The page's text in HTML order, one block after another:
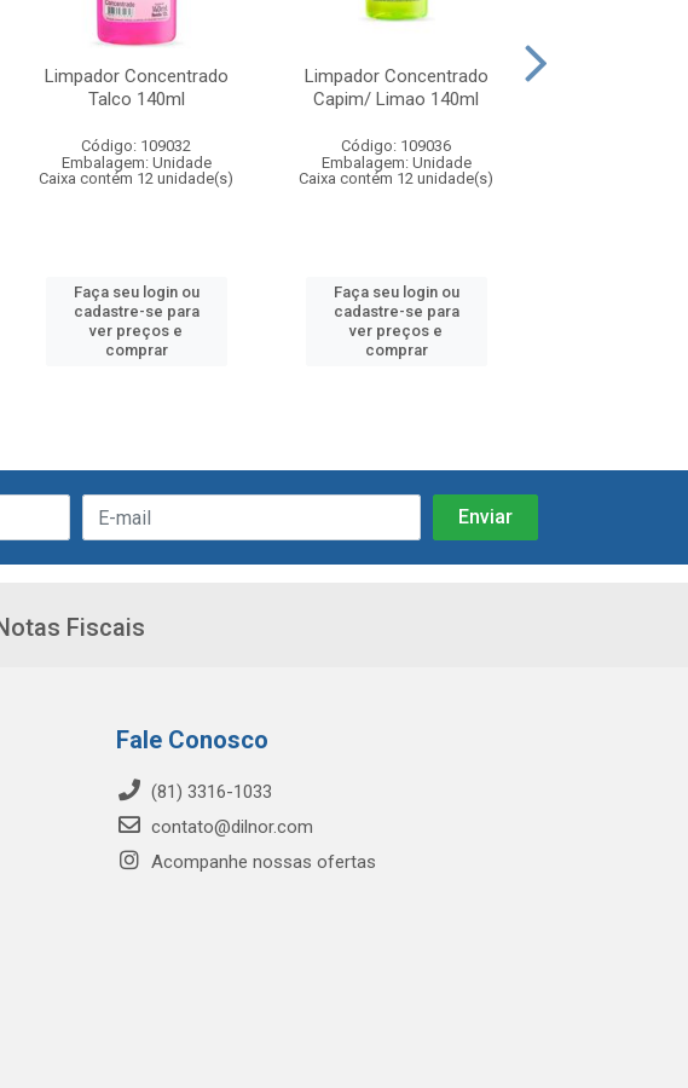
Limpador Concentrado
Talco 140ml
Código: 109032
Embalagem: Unidade
Caixa contém 12 unidade(s)
Faça seu login ou
cadastre-se para
ver preços e
comprar
Limpador Concentrado
Capim/ Limao 140ml
Código: 109036
Embalagem: Unidade
Caixa contém 12 unidade(s)
Faça seu login ou
cadastre-se para
ver preços e
comprar
Fiscais
Fale Conosco
(81) 3316-1033
contato@dilnor.com
Acompanhe nossas ofertas